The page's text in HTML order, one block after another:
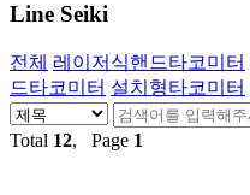
Line Seiki
전체 레이저식핸드타코미터
드타코미터 설치형타코미터
Total 12, Page 1